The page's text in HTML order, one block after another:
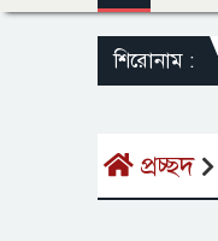
শিরোনাম :
এমপিওভুক্ত শিক্ষকদের বদলি
প্রচ্ছদ